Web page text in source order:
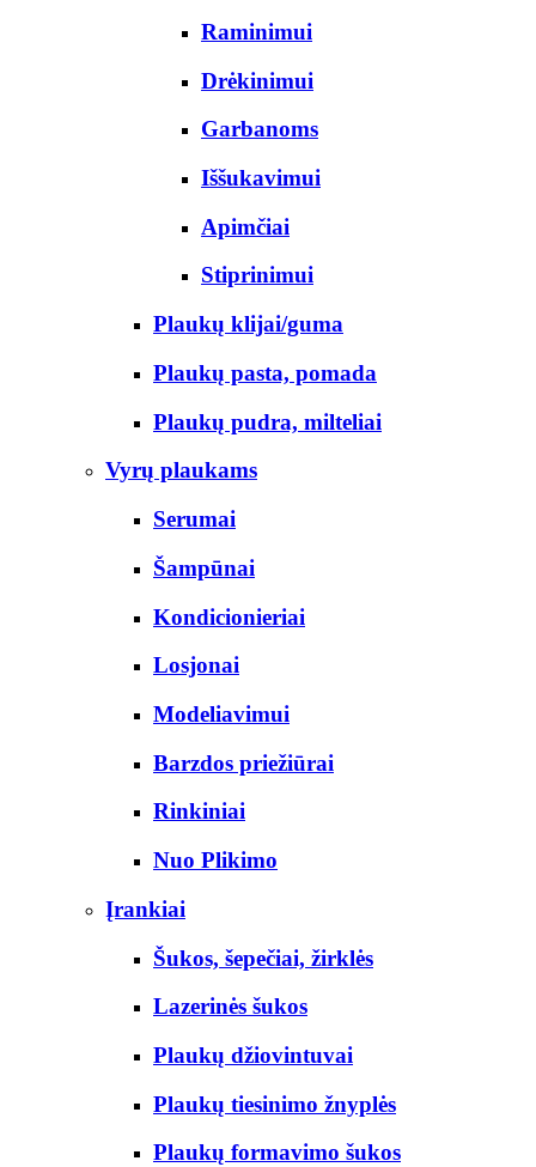
Raminimui
Drėkinimui
Garbanoms
Iššukavimui
Apimčiai
Stiprinimui
Plaukų klijai/guma
Plaukų pasta, pomada
Plaukų pudra, milteliai
Vyrų plaukams
Serumai
Šampūnai
Kondicionieriai
Losjonai
Modeliavimui
Barzdos priežiūrai
Rinkiniai
Nuo Plikimo
Įrankiai
Šukos, šepečiai, žirklės
Lazerinės šukos
Plaukų džiovintuvai
Plaukų tiesinimo žnyplės
Plaukų formavimo šukos